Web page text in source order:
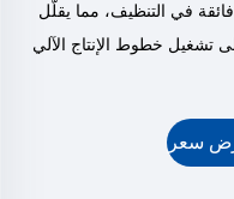
في التنظيف، مما يقلّل
تشغيل خطوط الإنتاج الآلي
سعر